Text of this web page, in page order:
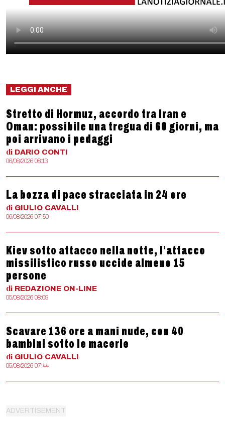
LEGGI ANCHE
Stretto di Hormuz, accordo tra Iran e
Oman: possibile una tregua di 60 giorni, ma
poi arrivano i pedaggi
di DARIO CONTI
06/08/2026 08:13
La bozza di pace stracciata in 24 ore
di GIULIO CAVALLI
06/08/2026 07:50
Kiev sotto attacco nella notte, l’attacco
missilistico russo uccide almeno 15
persone
di REDAZIONE ON-LINE
05/08/2026 08:09
Scavare 136 ore a mani nude, con 40
bambini sotto le macerie
di GIULIO CAVALLI
05/08/2026 07:44